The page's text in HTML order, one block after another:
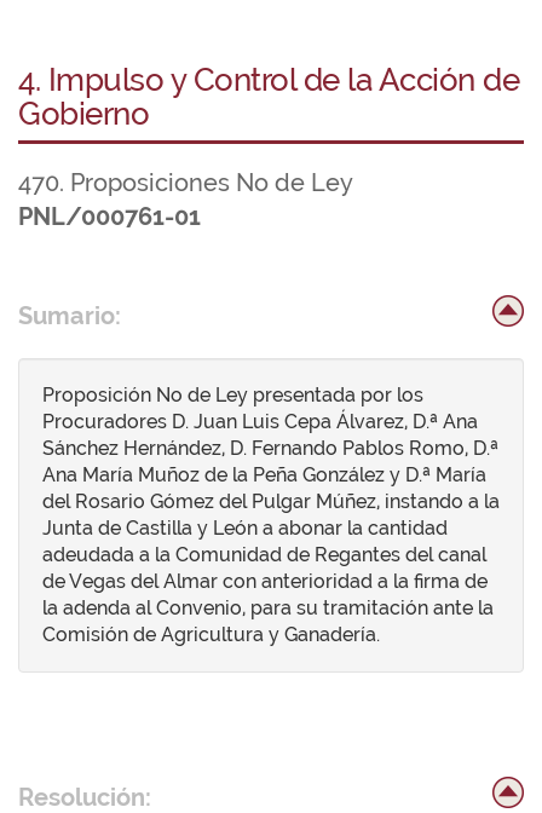
4. Impulso y Control de la Acción de
Gobierno
470. Proposiciones No de Ley
PNL/000761-01
Sumario:
Proposición No de Ley presentada por los
Procuradores D. Juan Luis Cepa Álvarez, D.ª Ana
Sánchez Hernández, D. Fernando Pablos Romo, D.ª
Ana María Muñoz de la Peña González y D.ª María
del Rosario Gómez del Pulgar Múñez, instando a la
Junta de Castilla y León a abonar la cantidad
adeudada a la Comunidad de Regantes del canal
de Vegas del Almar con anterioridad a la firma de
la adenda al Convenio, para su tramitación ante la
Comisión de Agricultura y Ganadería.
Resolución: